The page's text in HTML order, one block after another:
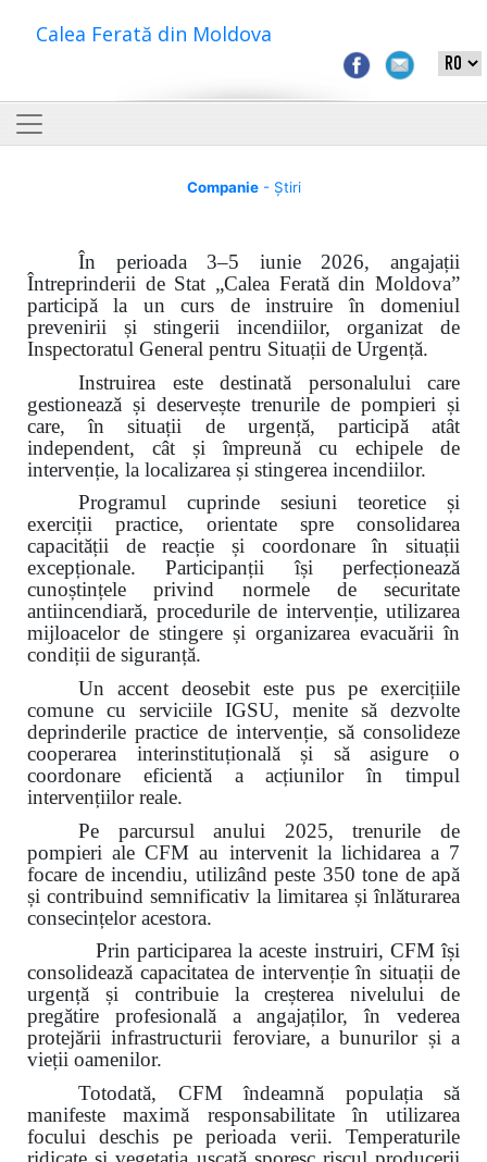
Calea Ferată din Moldova
Companie- Știri
În perioada 3–5 iunie 2026, angajații
Întreprinderii de Stat „Calea Ferată din Moldova”
participă la un curs de instruire în domeniul
prevenirii și stingerii incendiilor, organizat de
Inspectoratul General pentru Situații de Urgență.
Instruirea este destinată personalului care
gestionează și deservește trenurile de pompieri și
care, în situații de urgență, participă atât
independent, cât și împreună cu echipele de
intervenție, la localizarea și stingerea incendiilor.
Programul cuprinde sesiuni teoretice și
exerciții practice, orientate spre consolidarea
capacității de reacție și coordonare în situații
excepționale. Participanții își perfecționează
cunoștințele privind normele de securitate
antiincendiară, procedurile de intervenție, utilizarea
mijloacelor de stingere și organizarea evacuării în
condiții de siguranță.
Un accent deosebit este pus pe exercițiile
comune cu serviciile IGSU, menite să dezvolte
deprinderile practice de intervenție, să consolideze
cooperarea interinstituțională și să asigure o
coordonare eficientă a acțiunilor în timpul
intervențiilor reale.
Pe parcursul anului 2025, trenurile de
pompieri ale CFM au intervenit la lichidarea a 7
focare de incendiu, utilizând peste 350 tone de apă
și contribuind semnificativ la limitarea și înlăturarea
consecințelor acestora.
Prin participarea la aceste instruiri, CFM își
consolidează capacitatea de intervenție în situații de
urgență și contribuie la creșterea nivelului de
pregătire profesională a angajaților, în vederea
protejării infrastructurii feroviare, a bunurilor și a
vieții oamenilor.
Totodată, CFM îndeamnă populația să
manifeste maximă responsabilitate în utilizarea
focului deschis pe perioada verii. Temperaturile